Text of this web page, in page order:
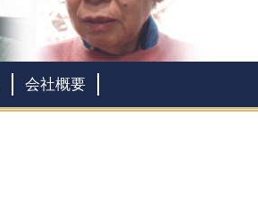
会社概要
会社情報
社員紹介
全国拠点案内